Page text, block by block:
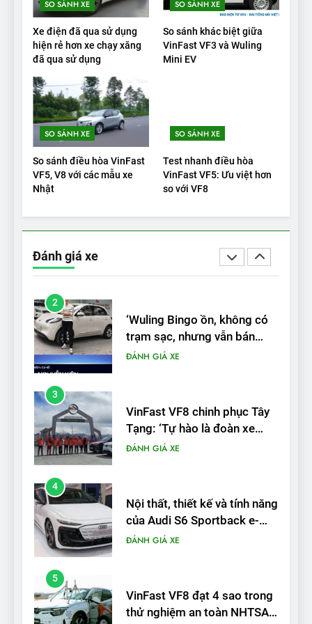
SO SÁNH XE
Xe điện đã qua sử dụng
hiện rẻ hơn xe chạy xăng
đã qua sử dụng
SO SÁNH XE
So sánh khác biệt giữa
VinFast VF3 và Wuling
Mini EV
SO SÁNH XE
So sánh điều hòa VinFast
VF5, V8 với các mẫu xe
Nhật
SO SÁNH XE
Test nhanh điều hòa
VinFast VF5: Ưu việt hơn
so với VF8
Đánh giá xe
20
Đánh giá: Người đam mê xe
điện Hyundai Ioniq 5 N 2025
1
Xe tốt nhất để mua năm
2025: Green Car Reports
nêu tên 5 người vào chung
kết – Mỹ
ĐÁNH GIÁ XE
‘Wuling Bingo ồn, không có
trạm sạc, nhưng vẫn bán
được nếu biết cách’
3
VinFast VF8 chinh phục Tây
Tạng: ‘Tự hào là đoàn xe
điện Việt Nam đầu tiên lăn
ĐÁNH GIÁ XE
4
Nội thất, thiết kế và tính năng
của Audi S6 Sportback e-
tron
ĐÁNH GIÁ XE
5
VinFast VF8 đạt 4 sao trong
thử nghiệm an toàn NHTSA
tại Mỹ
ĐÁNH GIÁ XE
6
Hệ thống treo đa điểm –
trang bị “đáng từng xu” trên